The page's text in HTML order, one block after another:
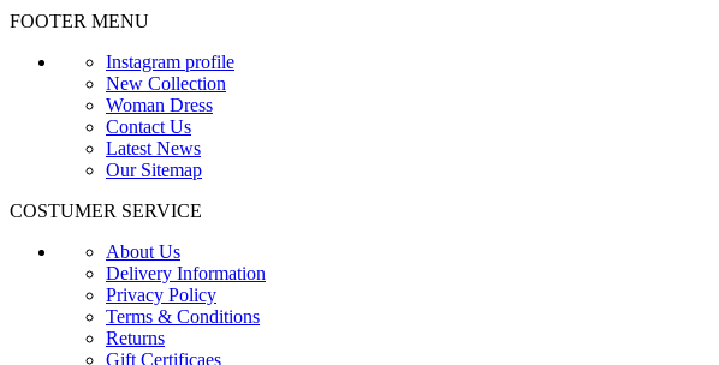
FOOTER MENU
Instagram profile
New Collection
Woman Dress
Contact Us
Latest News
Our Sitemap
COSTUMER SERVICE
About Us
Delivery Information
Privacy Policy
Terms & Conditions
Returns
Gift Certificaes